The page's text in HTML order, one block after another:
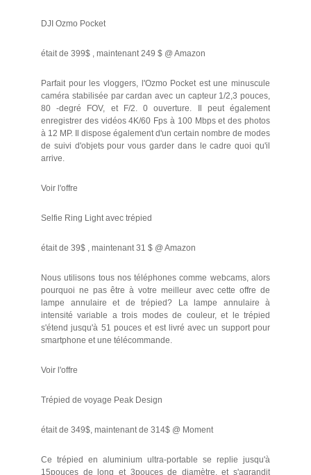
DJI Ozmo Pocket
était de 399$ , maintenant 249 $ @ Amazon
Parfait pour les vloggers, l'Ozmo Pocket est une minuscule
caméra stabilisée par cardan avec un capteur 1/2,3 pouces,
80 -degré FOV, et F/2. 0 ouverture. Il peut également
enregistrer des vidéos 4K/60 Fps à 100 Mbps et des photos
à 12 MP. Il dispose également d'un certain nombre de modes
de suivi d'objets pour vous garder dans le cadre quoi qu'il
arrive.
Voir l'offre
Selfie Ring Light avec trépied
était de 39$ , maintenant 31 $ @ Amazon
Nous utilisons tous nos téléphones comme webcams, alors
pourquoi ne pas être à votre meilleur avec cette offre de
lampe annulaire et de trépied? La lampe annulaire à
intensité variable a trois modes de couleur, et le trépied
s'étend jusqu'à 51 pouces et est livré avec un support pour
smartphone et une télécommande.
Voir l'offre
Trépied de voyage Peak Design
était de 349$, maintenant de 314$ @ Moment
Ce trépied en aluminium ultra-portable se replie jusqu'à
15pouces de long et 3pouces de diamètre, et s'agrandit